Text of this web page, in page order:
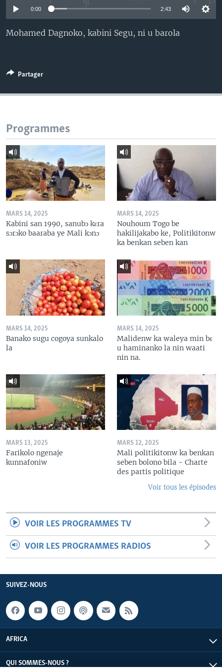
0:00 2:43
Mohamed Dagnoko, kabini Segu, ni u barola
Partager
Programmes
MARS 14, 2025
Kabini san 1990, sanubɔ kɛra
sɔrɔko baaraba ye Mali kɔnɔ
MARS 14, 2025
Nouhoum Togo be
hakilijakabo ke, Politikitonw
ka benkan seben kan
MARS 14, 2025
Banako sugu cogoya sunkalo
la
MARS 14, 2025
Malidenw ka waleya min bɛ
u haminanko la nin waati
nin na.
MARS 13, 2025
Farikolo ngenaje
kunnafoniw
MARS 12, 2025
Mali politikitonw ka benkan
seben bolono bila - Charte
des partis politique
Voir tous les épisodes
VOIR LES PROGRAMMES TV
VOIR LES PROGRAMMES RADIOS
SUIVEZ-NOUS
AFRICA
QUI SOMMES-NOUS ?